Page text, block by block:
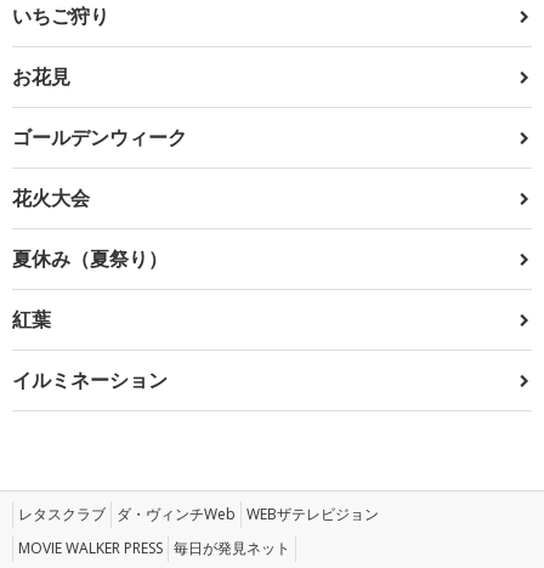
いちご狩り
お花見
ゴールデンウィーク
花火大会
夏休み（夏祭り）
紅葉
イルミネーション
レタスクラブ ダ・ヴィンチWeb WEBザテレビジョン
MOVIE WALKER PRESS 毎日が発見ネット